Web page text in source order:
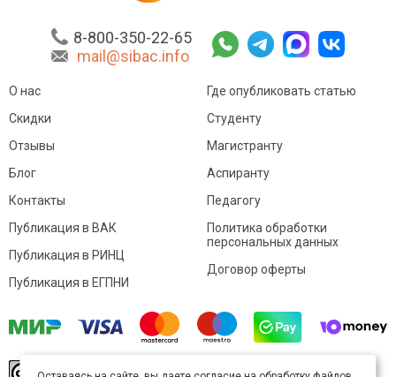
8-800-350-22-65
mail@sibac.info
О нас
Скидки
Отзывы
Блог
Контакты
Где опубликовать статью
Студенту
Магистранту
Аспиранту
Педагогу
Публикация в ВАК
Публикация в РИНЦ
Публикация в ЕГПНИ
Политика обработки
персональных данных
Договор оферты